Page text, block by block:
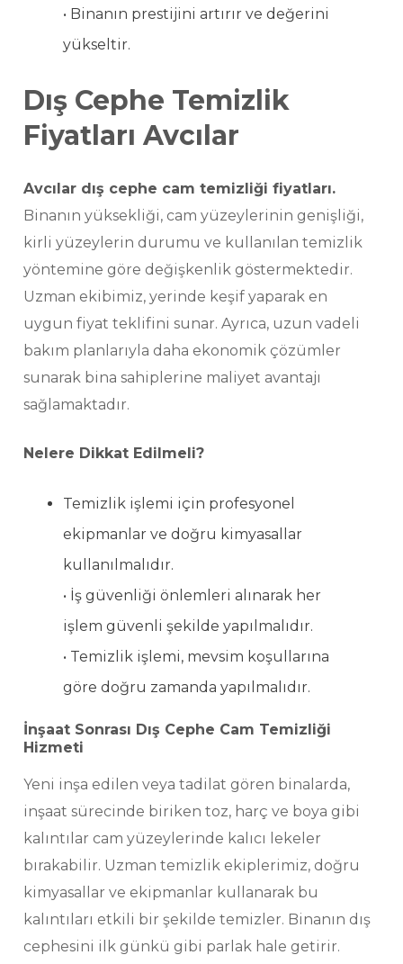
• Binanın prestijini artırır ve değerini
yükseltir.
Dış Cephe Temizlik
Fiyatları Avcılar
Avcılar dış cephe cam temizliği fiyatları.
Binanın yüksekliği, cam yüzeylerinin genişliği,
kirli yüzeylerin durumu ve kullanılan temizlik
yöntemine göre değişkenlik göstermektedir.
Uzman ekibimiz, yerinde keşif yaparak en
uygun fiyat teklifini sunar. Ayrıca, uzun vadeli
bakım planlarıyla daha ekonomik çözümler
sunarak bina sahiplerine maliyet avantajı
sağlamaktadır.
Nelere Dikkat Edilmeli?
Temizlik işlemi için profesyonel
ekipmanlar ve doğru kimyasallar
kullanılmalıdır.
• İş güvenliği önlemleri alınarak her
işlem güvenli şekilde yapılmalıdır.
• Temizlik işlemi, mevsim koşullarına
göre doğru zamanda yapılmalıdır.
İnşaat Sonrası Dış Cephe Cam Temizliği
Hizmeti
Yeni inşa edilen veya tadilat gören binalarda,
inşaat sürecinde biriken toz, harç ve boya gibi
kalıntılar cam yüzeylerinde kalıcı lekeler
bırakabilir. Uzman temizlik ekiplerimiz, doğru
kimyasallar ve ekipmanlar kullanarak bu
kalıntıları etkili bir şekilde temizler. Binanın dış
cephesini ilk günkü gibi parlak hale getirir.